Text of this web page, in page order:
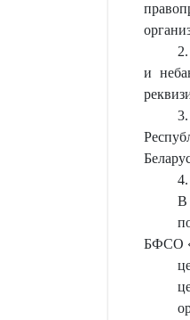
и
В
БФСО